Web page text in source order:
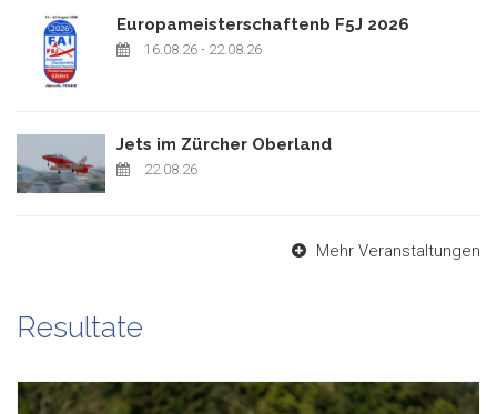
Europameisterschaftenb F5J 2026
16.08.26 - 22.08.26
Jets im Zürcher Oberland
22.08.26
Mehr Veranstaltungen
Resultate